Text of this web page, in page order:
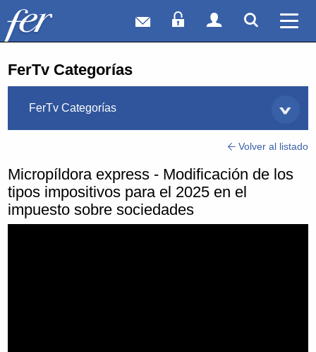
Correo webAcceso Socios
Acceso
FerTv Categorías
FerTv Categorías
Volver al listado
Micropíldora express - Modificación de los
tipos impositivos para el 2025 en el
impuesto sobre sociedades